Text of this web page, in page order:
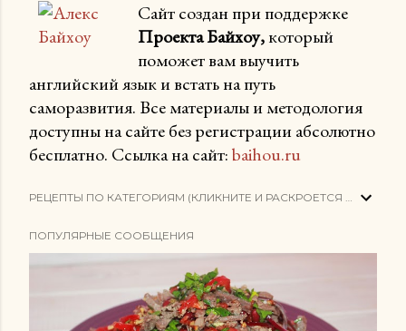
Сайт создан при поддержке
Проекта Байхоу,который
поможет вам выучить
английский язык и встать на путь
саморазвития. Все материалы и методология
доступны на сайте без регистрации абсолютно
бесплатно. Ссылка на сайт:baihou.ru
РЕЦЕПТЫ ПО КАТЕГОРИЯМ (КЛИКНИТЕ И РАСКРОЕТСЯ СПИСОК)
ПОПУЛЯРНЫЕ СООБЩЕНИЯ